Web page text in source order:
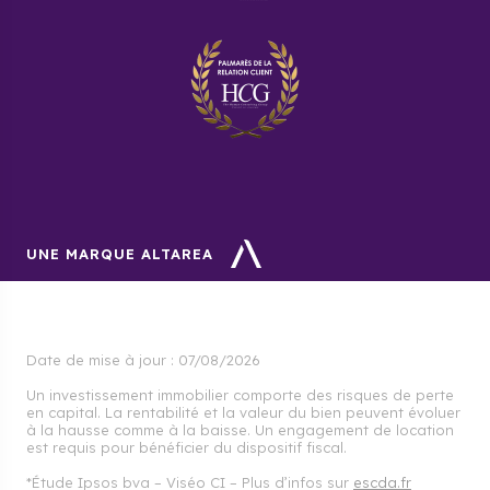
UNE MARQUE ALTAREA
Date de mise à jour : 07/08/2026
Un investissement immobilier comporte des risques de perte
en capital. La rentabilité et la valeur du bien peuvent évoluer
à la hausse comme à la baisse. Un engagement de location
est requis pour bénéficier du dispositif fiscal.
*Étude Ipsos bva – Viséo CI – Plus d’infos sur escda.fr